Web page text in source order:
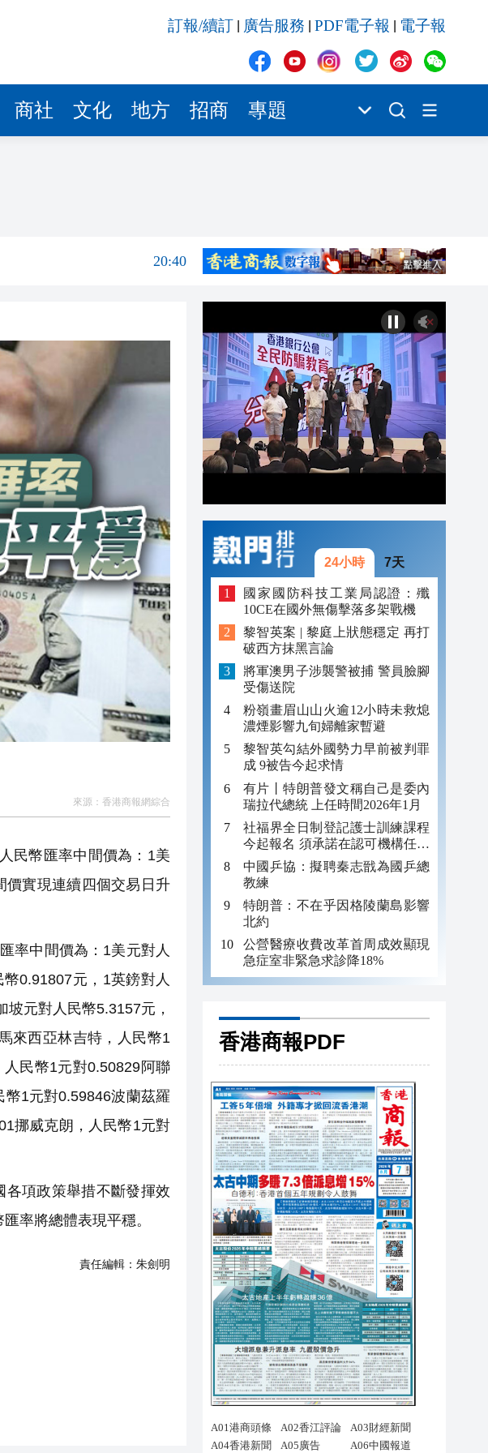
訂報/續訂 廣告服務 PDF電子報 電子報
商社 文化 地方 招商 專題
20:39
委任
21:04
20:40
任
20:40
來源： 香港商報網綜合
民幣匯率中間價為：1美
價實現連續四個交易日升
率中間價為：1美元對人
0.91807元，1英鎊對人
元對人民幣5.3157元，
來西亞林吉特，人民幣1
民幣1元對0.50829阿聯
1元對0.59846波蘭茲羅
挪威克朗，人民幣1元對
項政策舉措不斷發揮效
率將總體表現平穩。
責任編輯： 朱劍明
24小時 7天
國家國防科技工業局認證：殲
10CE在國外無傷擊落多架戰機
黎智英案 | 黎庭上狀態穩定 再打
破西方抹黑言論
將軍澳男子涉襲警被捕 警員臉腳
受傷送院
粉嶺畫眉山山火逾12小時未救熄
濃煙影響九旬婦離家暫避
黎智英勾結外國勢力早前被判罪
成 9被告今起求情
有片丨特朗普發文稱自己是委內
瑞拉代總統 上任時間2026年1月
社福界全日制登記護士訓練課程
今起報名 須承諾在認可機構任職
至少三年
中國乒協：擬聘秦志戩為國乒總
教練
特朗普：不在乎因格陵蘭島影響
北約
公營醫療收費改革首周成效顯現
急症室非緊急求診降18%
香港商報PDF